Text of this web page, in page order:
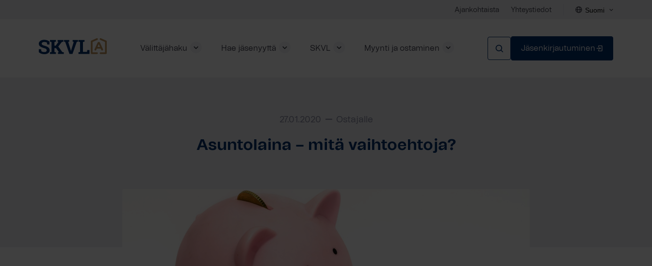
Ajankohtaista Yhteystiedot Suomi
Välittäjähaku Hae jäsenyyttä SKVL Myynti ja ostaminen Jäsenkirjautuminen
27.01.2020 Ostajalle
Asuntolaina – mitä vaihtoehtoja?